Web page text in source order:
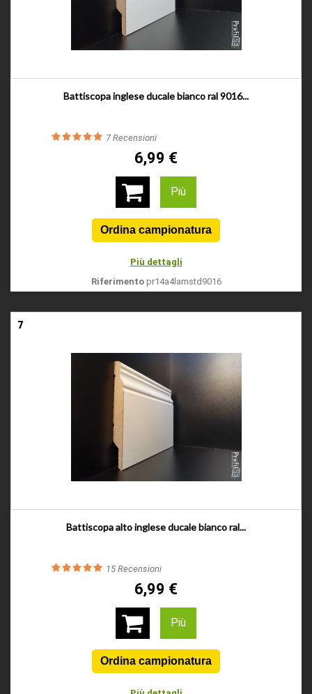
Battiscopa inglese ducale bianco ral 9016...
7Recensioni
6,99 €
Più
Più dettagli
Riferimento pr14a4lamstd9016
7
Battiscopa alto inglese ducale bianco ral...
15 Recensioni
6,99 €
Più